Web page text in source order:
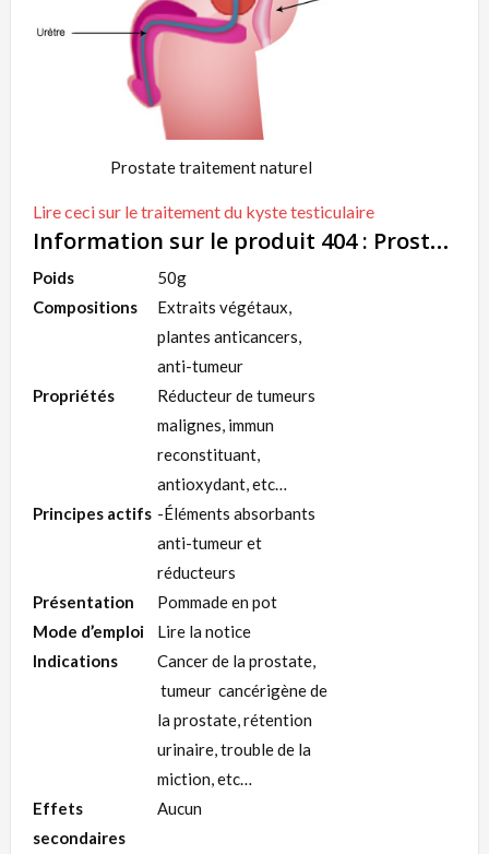
Prostate traitement naturel
Lire ceci sur le traitement du kyste testiculaire
Information sur le produit 404 : Prostate traitement naturel
Poids
50g
Compositions
Extraits végétaux,
plantes anticancers,
anti-tumeur
Propriétés
Réducteur de tumeurs
malignes, immun
reconstituant,
antioxydant, etc…
Principes actifs -Éléments absorbants
anti-tumeur et
réducteurs
Présentation
Pommade en pot
Mode d’emploi
Lire la notice
Indications
Cancer de la prostate,
tumeur cancérigène de
la prostate, rétention
urinaire, trouble de la
miction, etc…
Effets
secondaires
Aucun